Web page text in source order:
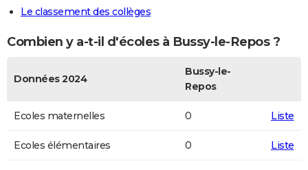
Le classement des collèges
Combien y a-t-il d'écoles à Bussy-le-Repos ?
Données 2024
Bussy-le-
Repos
Ecoles maternelles 0 Liste
Ecoles élémentaires 0 Liste